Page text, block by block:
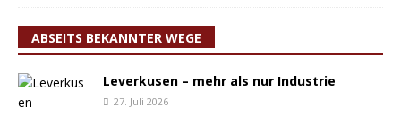
ABSEITS BEKANNTER WEGE
Leverkusen – mehr als nur Industrie
27. Juli 2026